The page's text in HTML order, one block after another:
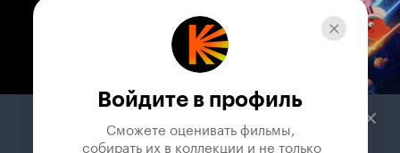
Музыка
Телепрограмма
Служба поддержки
Войдите в профиль
Сможете оценивать фильмы,
собирать их в коллекции и не только